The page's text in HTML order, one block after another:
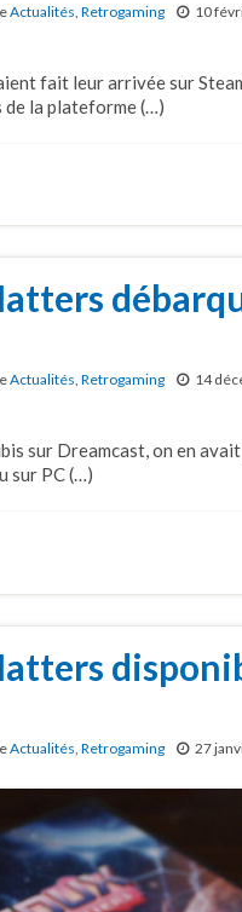
Actualités Retrogaming 10
fait leur arrivée sur
de la plateforme (…)
Actualités, Retrogaming 14
sur Dreamcast, on en
sur PC (…)
Actualités, Retrogaming 27